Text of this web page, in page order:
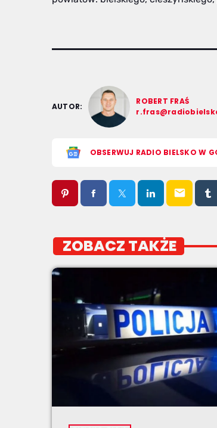
AUTOR:
ROBERT FRAŚ
OBSERWUJ RADIO BIELSKO W
email
ZOBACZ TAKŻE